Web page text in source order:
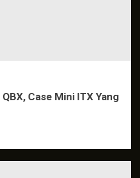
Case Mini ITX Yang